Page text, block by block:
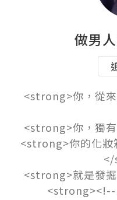
做男
<strong>你，從
<strong>你，獨
<strong>你的化
<strong>就是發